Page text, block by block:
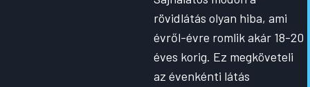
rövidlátás olyan hiba, ami
évről-évre romlik akár 18-20
éves korig. Ez megköveteli
az évenkénti látás